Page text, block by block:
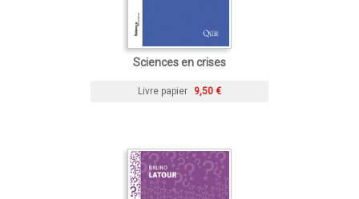
Sciences en crises
Livre papier 9,50 €